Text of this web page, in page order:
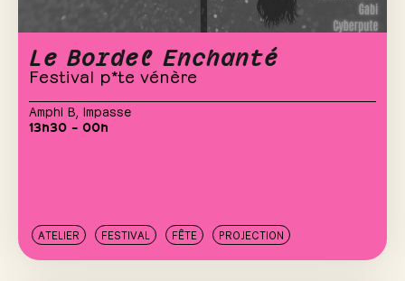
Le Bordel Enchanté
Festival p*te vénère
Amphi B Impasse
13h30 – 00h
ATELIER FESTIVAL FÊTE PROJECTION